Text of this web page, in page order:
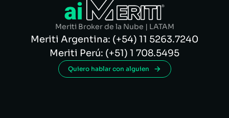
Meriti Broker de la Nube | LATAM
Meriti Argentina: (+54) 11 5263.7240
Meriti Perú: (+51) 1 708.5495
Quiero hablar con alguien